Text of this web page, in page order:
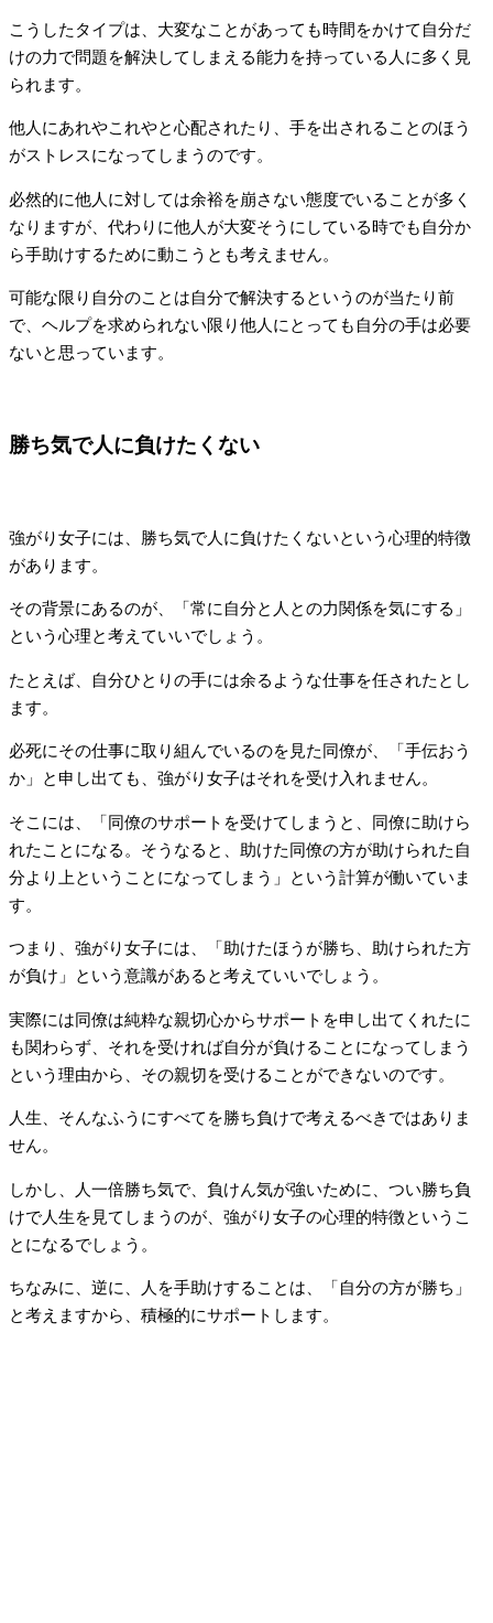
こうしたタイプは、大変なことがあっても時間をかけて自分だ
けの力で問題を解決してしまえる能力を持っている人に多く見
られます。
他人にあれやこれやと心配されたり、手を出されることのほう
がストレスになってしまうのです。
必然的に他人に対しては余裕を崩さない態度でいることが多く
なりますが、代わりに他人が大変そうにしている時でも自分か
ら手助けするために動こうとも考えません。
可能な限り自分のことは自分で解決するというのが当たり前
で、ヘルプを求められない限り他人にとっても自分の手は必要
ないと思っています。
勝ち気で人に負けたくない
強がり女子には、勝ち気で人に負けたくないという心理的特徴
があります。
その背景にあるのが、「常に自分と人との力関係を気にする」
という心理と考えていいでしょう。
たとえば、自分ひとりの手には余るような仕事を任されたとし
ます。
必死にその仕事に取り組んでいるのを見た同僚が、「手伝おう
か」と申し出ても、強がり女子はそれを受け入れません。
そこには、「同僚のサポートを受けてしまうと、同僚に助けら
れたことになる。そうなると、助けた同僚の方が助けられた自
分より上ということになってしまう」という計算が働いていま
す。
つまり、強がり女子には、「助けたほうが勝ち、助けられた方
が負け」という意識があると考えていいでしょう。
実際には同僚は純粋な親切心からサポートを申し出てくれたに
も関わらず、それを受ければ自分が負けることになってしまう
という理由から、その親切を受けることができないのです。
人生、そんなふうにすべてを勝ち負けで考えるべきではありま
せん。
しかし、人一倍勝ち気で、負けん気が強いために、つい勝ち負
けで人生を見てしまうのが、強がり女子の心理的特徴というこ
とになるでしょう。
ちなみに、逆に、人を手助けすることは、「自分の方が勝ち」
と考えますから、積極的にサポートします。